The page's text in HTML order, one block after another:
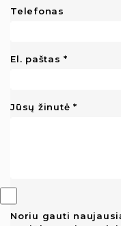
Telefonas
El. paštas
Jūsų žinutė
Noriu gauti